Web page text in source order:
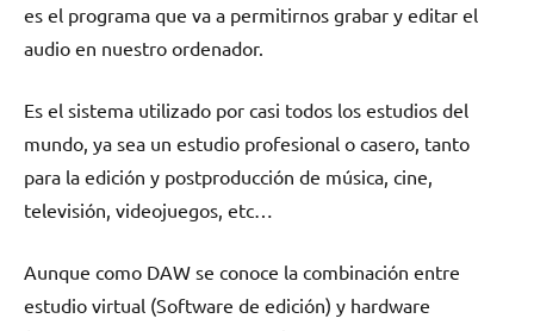
es el programa que va a permitirnos grabar y editar el
audio en nuestro ordenador.
Es el sistema utilizado por casi todos los estudios del
mundo, ya sea un estudio profesional o casero, tanto
para la edición y postproducción de música, cine,
televisión, videojuegos, etc…
Aunque como DAW se conoce la combinación entre
estudio virtual (Software de edición) y hardware